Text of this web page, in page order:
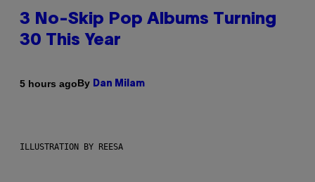
3 No-Skip Pop Albums Turning
30 This Year
5 hours agoBy Dan Milam
ILLUSTRATION BY REESA